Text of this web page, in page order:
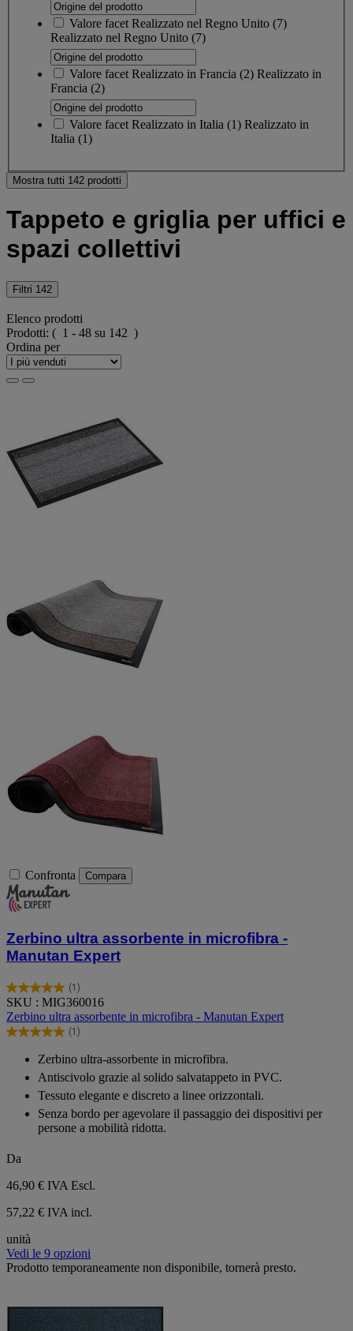
Valore facet Realizzato nel Regno Unito (7)
Realizzato nel Regno Unito (7)
Valore facet Realizzato in Francia (2) Realizzato in
Francia (2)
Valore facet Realizzato in Italia (1) Realizzato in
Italia (1)
Mostra tutti 142 prodotti
Tappeto e griglia per uffici e
spazi collettivi
Filtri 142
Elenco prodotti
Prodotti: ( 1 - 48 su 142 )
Ordina per
Confronta Compara
Zerbino ultra assorbente in microfibra -
Manutan Expert
(1)
5.0
su
5
stelle.
recensione
SKU : MIG360016
Zerbino ultra assorbente in microfibra - Manutan Expert
(1)
5.0
stelle.
recensione
Zerbino ultra-assorbente in microfibra.
Antiscivolo grazie al solido salvatappeto in PVC.
Tessuto elegante e discreto a linee orizzontali.
Senza bordo per agevolare il passaggio dei dispositivi per
persone a mobilità ridotta.
Da
46,90 € IVA Escl.
57,22 € IVA incl.
unità
Vedi le 9 opzioni
Prodotto temporaneamente non disponibile, tornerà presto.